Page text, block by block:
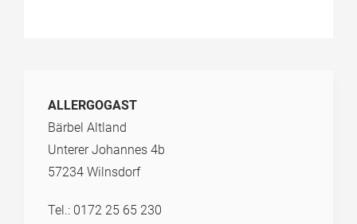
ALLERGOGAST
Bärbel Altland
Unterer Johannes 4b
57234 Wilnsdorf
Tel.: 0172 25 65 230